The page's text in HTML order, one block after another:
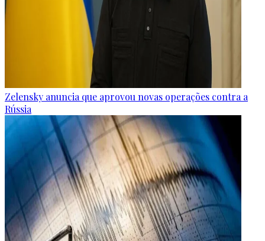
Zelensky anuncia que aprovou novas operações contra a
Rússia